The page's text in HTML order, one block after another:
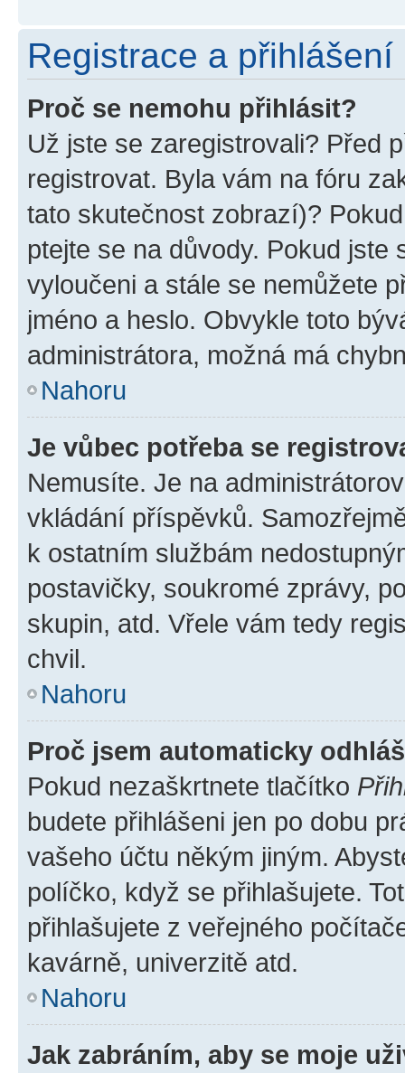
Registrace a přihlášení
Proč se nemohu přihlásit?
Už jste se zaregistrovali? Před
registrovat. Byla vám na fóru
tato skutečnost zobrazí)?
ptejte se na důvody. Pokud jste
vyloučeni a stále se nemůžete
jméno a heslo. Obvykle toto
administrátora, možná má
Nahoru
Je vůbec potřeba se
Nemusíte. Je na
vkládání příspěvků.
k ostatním službám
postavičky, soukromé zprávy,
skupin, atd. Vřele vám tedy
chvil.
Nahoru
Proč jsem automaticky
Pokud nezaškrtnete tlačítko
budete přihlášeni jen po dobu
vašeho účtu někým jiným.
políčko, když se přihlašujete.
přihlašujete z veřejného
kavárně, univerzitě atd.
Nahoru
Jak zabráním, aby se moje